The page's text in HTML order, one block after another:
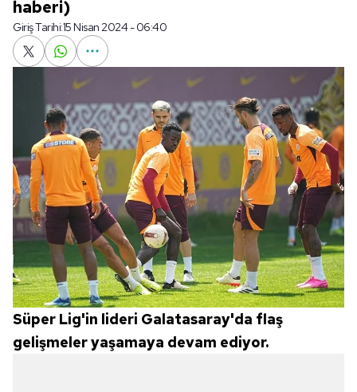
haberi)
Giriş Tarihi:15 Nisan 2024 - 06:40
Süper Lig'in lideri Galatasaray'da flaş
gelişmeler yaşamaya devam ediyor.